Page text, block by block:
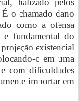
balizado pelos
o chamado dano
como a ofensa
e fundamental do
existencial
o em uma
com dificuldades
importar em